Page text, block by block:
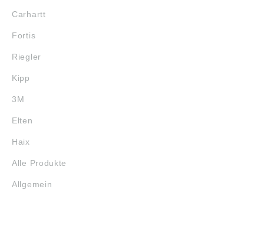
Carhartt
Fortis
Riegler
Kipp
3M
Elten
Haix
Alle Produkte
Allgemein